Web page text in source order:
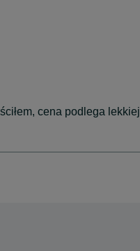
cena podlega lekkiej